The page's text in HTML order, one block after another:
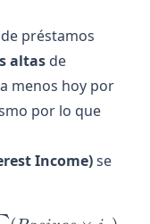
préstamos
altas de
menos hoy por
por lo que
Income)se